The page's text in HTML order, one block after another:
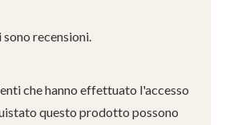
recensioni.
che hanno effettuato l'accesso
questo prodotto possono